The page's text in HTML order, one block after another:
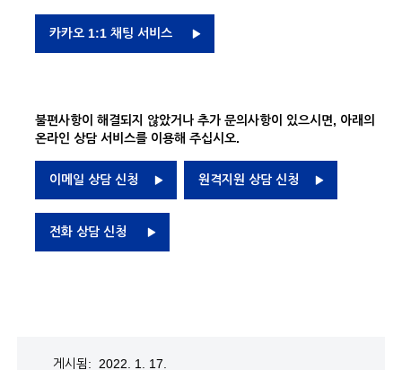
카카오 1:1 채팅 서비스
불편사항이 해결되지 않았거나 추가 문의사항이 있으시면, 아래의
온라인 상담 서비스를 이용해 주십시오.
이메일 상담 신청 원격지원 상담 신청
전화 상담 신청
게시됨: 2022. 1. 17.